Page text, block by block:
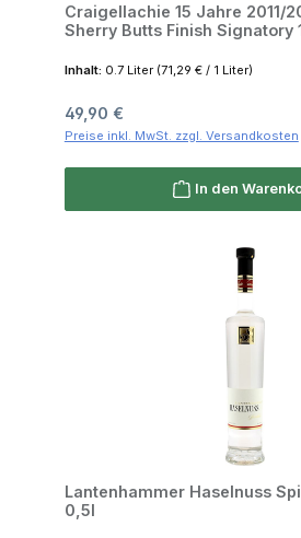
Craigellachie 15 Jahre 2011/
Sherry Butts Finish Signatory
Inhalt: 0.7 Liter (71,29 € / 1 Liter)
Regulärer Preis:
49,90 €
Preise inkl. MwSt. zzgl. Versandkosten
In den
Lantenhammer Haselnuss
0,5l